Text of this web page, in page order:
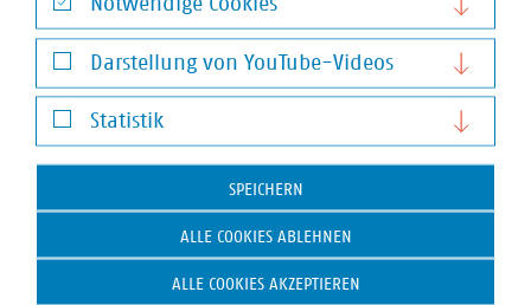
Notwendige Cookies
Darstellung von YouTube-Videos
Darstellung von YouTube-Videos
Statistik
Statistik
SPEICHERN
ALLE COOKIES ABLEHNEN
ALLE COOKIES AKZEPTIEREN